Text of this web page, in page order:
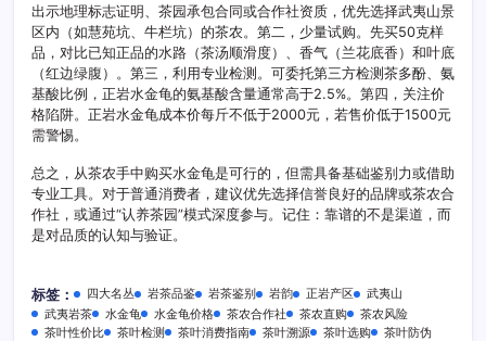
出示地理标志证明、茶园承包合同或合作社资质，优先选择武夷山景
区内（如慧苑坑、牛栏坑）的茶农。第二，少量试购。先买50克样
品，对比已知正品的水路（茶汤顺滑度）、香气（兰花底香）和叶底
（红边绿腹）。第三，利用专业检测。可委托第三方检测茶多酚、氨
基酸比例，正岩水金龟的氨基酸含量通常高于2.5%。第四，关注价
格陷阱。正岩水金龟成本价每斤不低于2000元，若售价低于1500元
需警惕。
总之，从茶农手中购买水金龟是可行的，但需具备基础鉴别力或借助
专业工具。对于普通消费者，建议优先选择信誉良好的品牌或茶农合
作社，或通过“认养茶园”模式深度参与。记住：靠谱的不是渠道，而
是对品质的认知与验证。
标签： 四大名丛 岩茶品鉴 岩茶鉴别 岩韵 正岩产区
武夷山
武夷岩茶
水金龟 水金龟价格 茶农合作社 茶农直购
茶农风险
茶叶性价比
茶叶检测 茶叶消费指南 茶叶溯源 茶叶选购
茶叶防伪